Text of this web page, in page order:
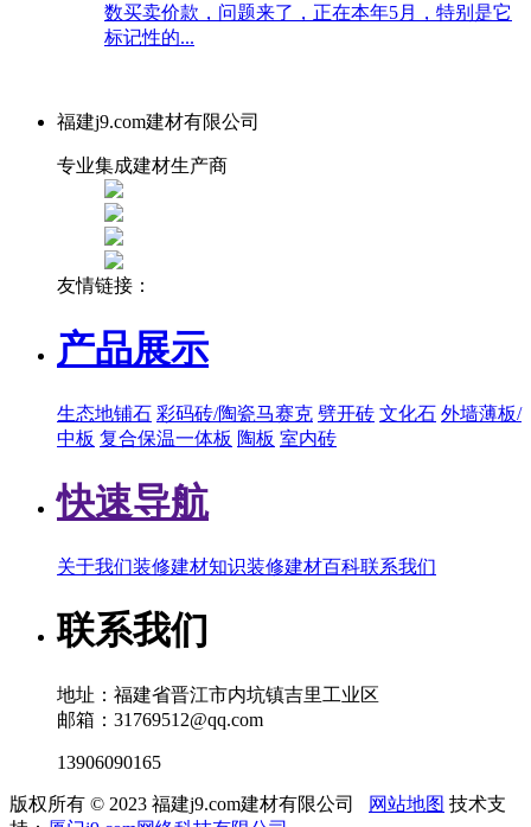
数买卖价款，问题来了，正在本年5月，特别是它
标记性的...
福建j9.com建材有限公司
专业集成建材生产商
友情链接：
产品展示
生态地铺石 彩码砖/陶瓷马赛克 劈开砖 文化石 外墙薄板/
中板 复合保温一体板 陶板 室内砖
快速导航
关于我们装修建材知识装修建材百科联系我们
联系我们
地址：福建省晋江市内坑镇吉里工业区
邮箱：31769512@qq.com
13906090165
版权所有 © 2023 福建j9.com建材有限公司 网站地图 技术支